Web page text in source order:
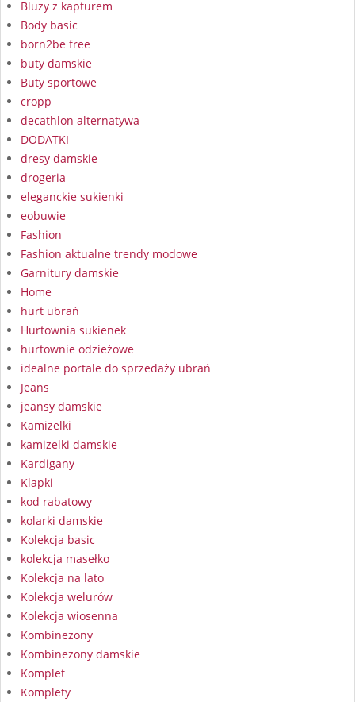
Bluzy z kapturem
Body basic
born2be free
buty damskie
Buty sportowe
cropp
decathlon alternatywa
DODATKI
dresy damskie
drogeria
eleganckie sukienki
eobuwie
Fashion
Fashion aktualne trendy modowe
Garnitury damskie
Home
hurt ubrań
Hurtownia sukienek
hurtownie odzieżowe
idealne portale do sprzedaży ubrań
Jeans
jeansy damskie
Kamizelki
kamizelki damskie
Kardigany
Klapki
kod rabatowy
kolarki damskie
Kolekcja basic
kolekcja masełko
Kolekcja na lato
Kolekcja welurów
Kolekcja wiosenna
Kombinezony
Kombinezony damskie
Komplet
Komplety